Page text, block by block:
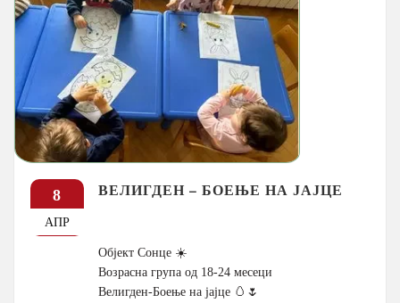
8
АПР
ВЕЛИГДЕН – БОЕЊЕ НА ЈАЈЦЕ
Објект Сонце ☀️
Возрасна група од 18-24 месеци
Велигден-Боење на јајце 🥚🌷